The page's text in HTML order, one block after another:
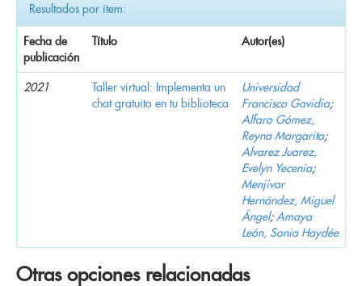
Resultados por ítem:
Fecha de
publicación
Título Autor(es)
2021
Taller virtual: Implementa un
chat gratuito en tu biblioteca
Universidad
Francisco Gavidia;
Alfaro Gómez,
Reyna Margarita;
Alvarez Juarez,
Evelyn Yecenia;
Menjivar
Hernández, Miguel
Ángel; Amaya
León, Sonia Haydée
Otras opciones relacionadas